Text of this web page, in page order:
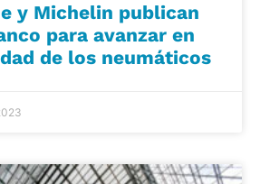
y Michelin publican
para avanzar en
de los neumáticos